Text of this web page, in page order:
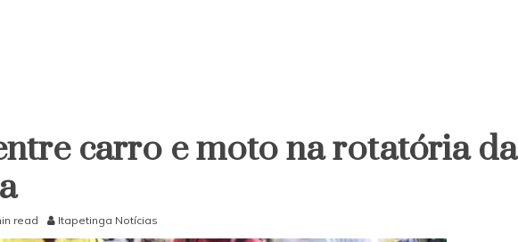
carro e moto na rotatória da
read Itapetinga Notícias